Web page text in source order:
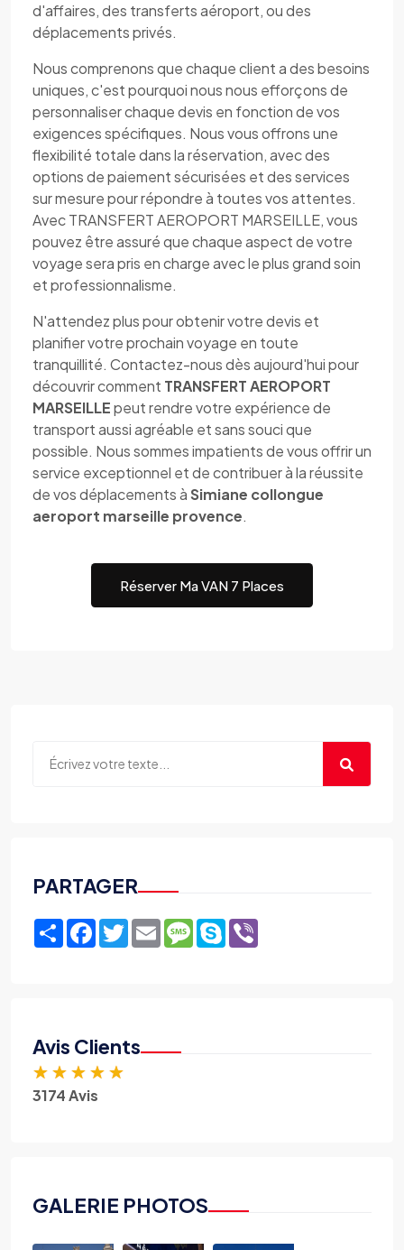
d'affaires, des transferts aéroport, ou des
déplacements privés.
Nous comprenons que chaque client a des besoins
uniques, c'est pourquoi nous nous efforçons de
personnaliser chaque devis en fonction de vos
exigences spécifiques. Nous vous offrons une
flexibilité totale dans la réservation, avec des
options de paiement sécurisées et des services
sur mesure pour répondre à toutes vos attentes.
Avec TRANSFERT AEROPORT MARSEILLE, vous
pouvez être assuré que chaque aspect de votre
voyage sera pris en charge avec le plus grand soin
et professionnalisme.
N'attendez plus pour obtenir votre devis et
planifier votre prochain voyage en toute
tranquillité. Contactez-nous dès aujourd'hui pour
découvrir comment TRANSFERT AEROPORT
MARSEILLEpeut rendre votre expérience de
transport aussi agréable et sans souci que
possible. Nous sommes impatients de vous offrir un
service exceptionnel et de contribuer à la réussite
de vos déplacements àSimiane collongue
aeroport marseille provence.
Réserver Ma VAN 7 Places
PARTAGER
ShareFacebook
TwitterEmailMessage
Skype
Avis Clients
★ ★ ★ ★ ★
3174 Avis
GALERIE PHOTOS